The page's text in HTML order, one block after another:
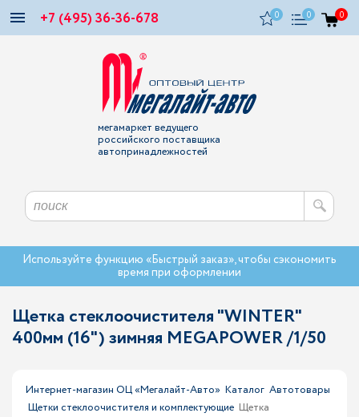
+7 (495) 36-36-678 0 0 0
мегамаркет ведущего
российского поставщика
автопринадлежностей
Используйте функцию «Быстрый заказ», чтобы сэкономить
время при оформлении
Щетка стеклоочистителя "WINTER"
400мм (16") зимняя MEGAPOWER /1/50
Интернет-магазин ОЦ «Мегалайт-Авто» Каталог Автотовары
Щетки стеклоочистителя и комплектующие Щетка